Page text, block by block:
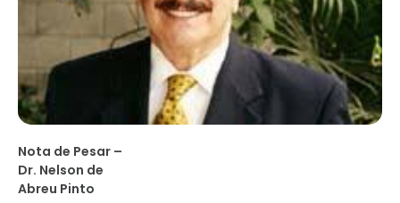
Nota de Pesar –
Dr. Nelson de
Abreu Pinto